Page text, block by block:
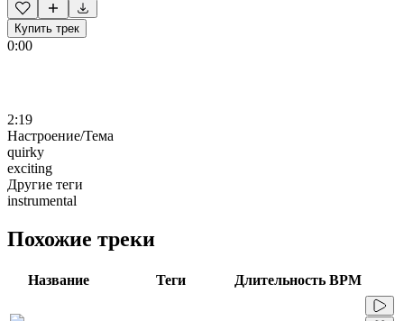
Купить трек
0:00
2:19
Настроение/Тема
quirky
exciting
Другие теги
instrumental
Похожие треки
Название Теги Длительность BPM